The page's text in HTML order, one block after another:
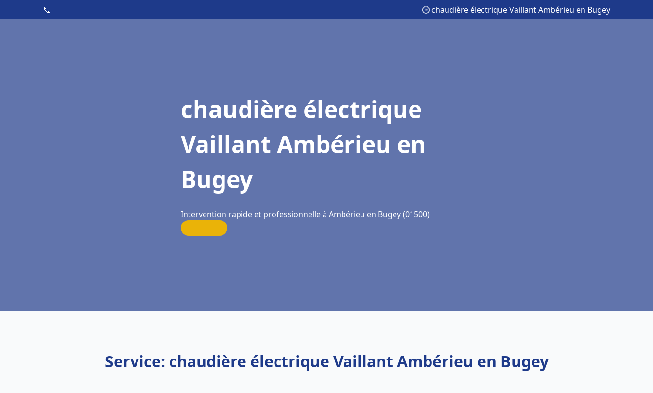
📞 🕒 chaudière électrique Vaillant Ambérieu en Bugey
chaudière électrique
Vaillant Ambérieu en
Bugey
Intervention rapide et professionnelle à Ambérieu en Bugey (01500)
Service: chaudière électrique Vaillant Ambérieu en Bugey